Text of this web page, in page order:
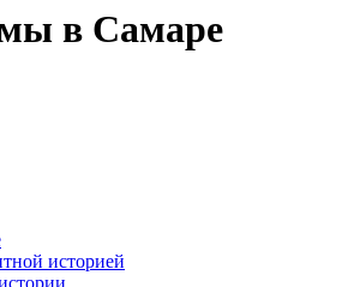
в Самаре
историей